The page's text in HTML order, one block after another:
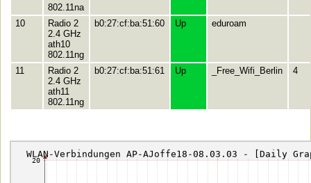
802.11na
10
Radio 2
2.4 GHz
ath10
802.11ng
b0:27:cf:ba:51:60 Up eduroam
11
Radio 2
2.4 GHz
ath11
802.11ng
b0:27:cf:ba:51:61 Up _Free_Wifi_Berlin 4